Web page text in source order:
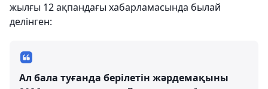
жылғы 12 ақпандағы хабарламасында былай
делінген:
Ал бала туғанда берілетін жәрдемақыны